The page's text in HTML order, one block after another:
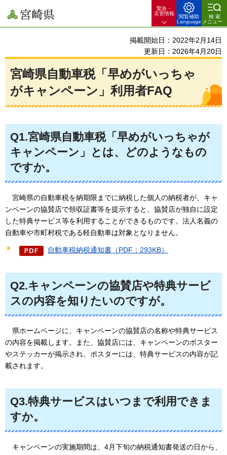
宮崎県
緊急・
災害情報
閲覧補助
Language
検索
メニュー
掲載開始日：2022年2月14日
更新日：2026年4月20日
宮崎県自動車税「早めがいっちゃ
がキャンペーン」利用者FAQ
Q1.宮崎県自動車税「早めがいっちゃが
キャンペーン」とは、どのようなもの
ですか。
宮崎県の自動車税を納期限までに納税した個人の納税者が、キャ
ンペーンの協賛店で領収証書等を提示すると、協賛店が独自に設定
した特典サービス等を利用することができるものです。法人名義の
自動車や市町村税である軽自動車は対象となりません。
自動車税納税通知書（PDF：293KB）
Q2.キャンペーンの協賛店や特典サービ
スの内容を知りたいのですが。
県ホームページに、キャンペーンの協賛店の名称や特典サービス
の内容を掲載します。また、協賛店には、キャンペーンのポスター
やステッカーが掲示され、ポスターには、特典サービスの内容が記
載されます。
Q3.特典サービスはいつまで利用できま
すか。
キャンペーンの実施期間は、4月下旬の納税通知書発送の日から、